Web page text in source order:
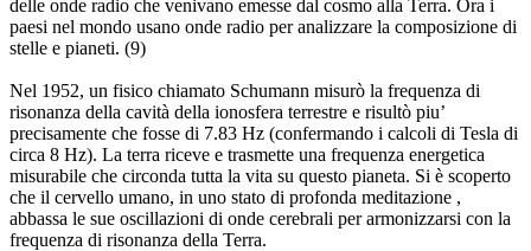
delle onde radio che venivano emesse dal cosmo alla Terra. Ora i
paesi nel mondo usano onde radio per analizzare la composizione di
stelle e pianeti. (9)
Nel 1952, un fisico chiamato Schumann misurò la frequenza di
risonanza della cavità della ionosfera terrestre e risultò piu’
precisamente che fosse di 7.83 Hz (confermando i calcoli di Tesla di
circa 8 Hz). La terra riceve e trasmette una frequenza energetica
misurabile che circonda tutta la vita su questo pianeta. Si è scoperto
che il cervello umano, in uno stato di profonda meditazione ,
abbassa le sue oscillazioni di onde cerebrali per armonizzarsi con la
frequenza di risonanza della Terra.